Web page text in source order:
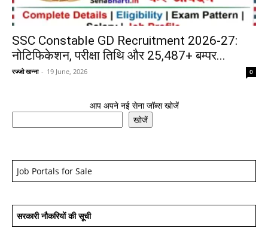
SSC Constable GD Recruitment 2026-27:
नोटिफिकेशन, परीक्षा तिथि और 25,487+ बम्पर...
रज्जो खन्ना - 19 June, 2026 0
आप अपने नई सेना जॉब्स खोजें
खोजें
Job Portals for Sale
सरकारी नौकरियों की सूची